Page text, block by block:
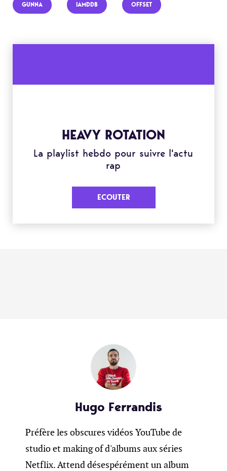
GUNNA IAMDDB OFFSET
HEAVY ROTATION
La playlist hebdo pour suivre l'actu
rap
ECOUTER
Hugo Ferrandis
Préfère les obscures vidéos YouTube de
studio et making of d'albums aux séries
Netflix. Attend désespérément un album